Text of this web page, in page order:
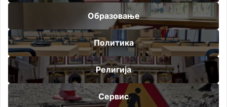
Образовање
Политика
Религија
Сервис